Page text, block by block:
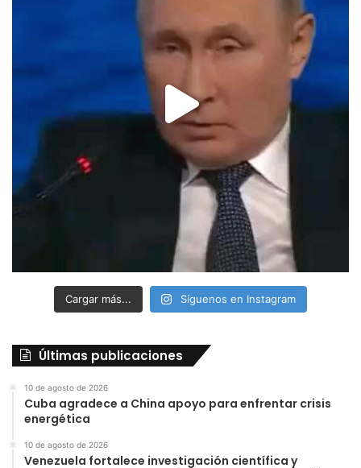
Cargar más... Síguenos en Instagram
Últimas publicaciones
10 de agosto de 2026
Cuba agradece a China apoyo para enfrentar crisis
energética
10 de agosto de 2026
Venezuela fortalece investigación científica y